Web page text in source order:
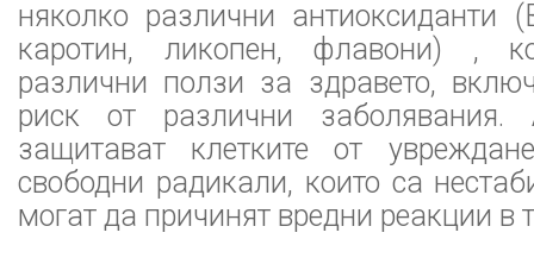
няколко различни антиоксиданти
каротин, ликопен, флавони) ,
различни ползи за здравето,
риск от различни заболявания.
защитават клетките от
свободни радикали, които са
могат да причинят вредни реакции в